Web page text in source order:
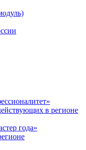
в регионе
года»